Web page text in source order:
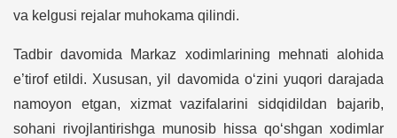
va kelgusi rejalar muhokama qilindi.
Tadbir davomida Markaz xodimlarining mehnati alohida
e’tirof etildi. Xususan, yil davomida o‘zini yuqori darajada
namoyon etgan, xizmat vazifalarini sidqidildan bajarib,
sohani rivojlantirishga munosib hissa qo‘shgan xodimlar